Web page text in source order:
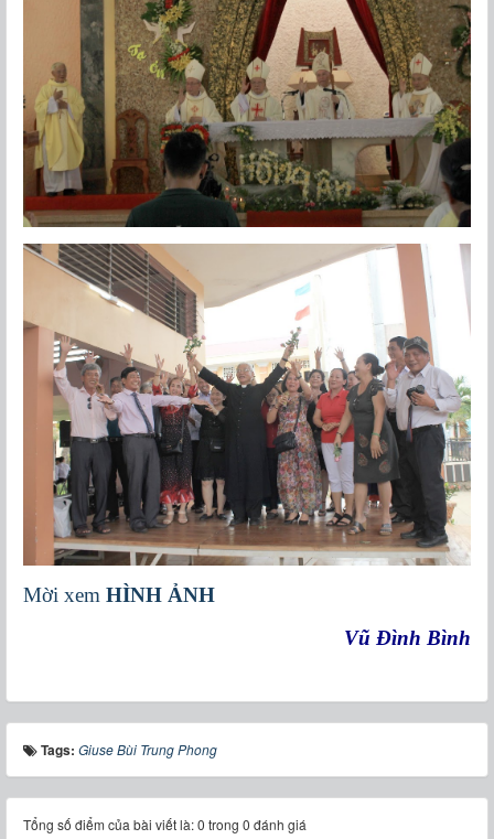
Mời xem HÌNH ẢNH
Vũ Đình Bình
Tags: Giuse Bùi Trung Phong
Tổng số điểm của bài viết là: 0 trong 0 đánh giá